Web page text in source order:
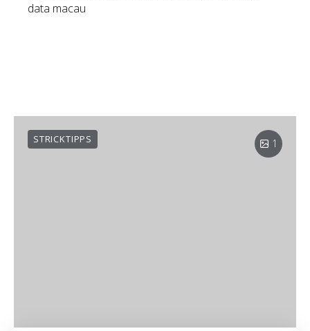
data macau
1
STRICKTIPPS